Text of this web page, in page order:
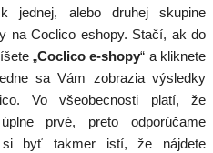
jednej, alebo druhej skupine
na Coclico eshopy. Stačí, ak do
„Coclico e-shopy“ a kliknete
sa Vám zobrazia výsledky
Vo všeobecnosti platí, že
prvé, preto odporúčame
byť takmer istí, že nájdete